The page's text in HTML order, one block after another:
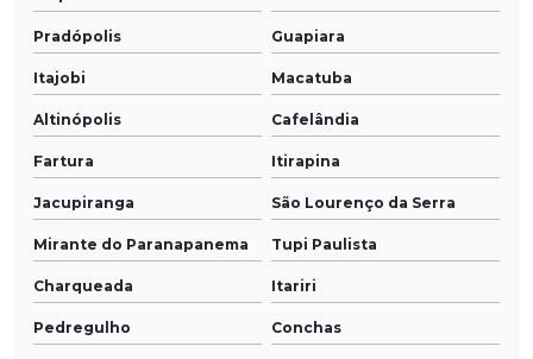
Pradópolis Guapiara
Itajobi Macatuba
Altinópolis Cafelândia
Fartura Itirapina
Jacupiranga São Lourenço da Serra
Mirante do Paranapanema Tupi Paulista
Charqueada Itariri
Pedregulho Conchas